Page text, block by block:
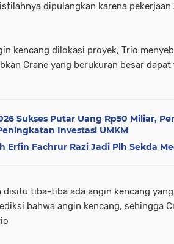
dipulangkan karena pekerjaan
kencang dilokasi proyek, Trio
Crane yang berukuran besar
Sukses Putar Uang Rp50 Miliar,
Investasi UMKM
Erfin Fachrur Razi Jadi Plh Sekda
disitu tiba-tiba ada angin kencang
bahwa angin kencang, sehingga